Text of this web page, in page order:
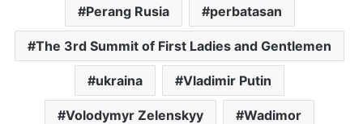
Perang Rusia perbatasan
The 3rd Summit of First Ladies and Gentlemen
ukraina Vladimir Putin
Volodymyr Zelenskyy Wadimor